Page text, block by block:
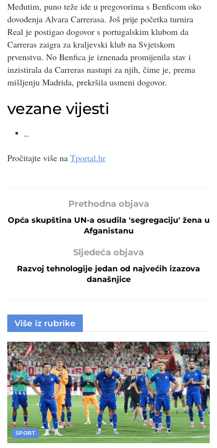
Međutim, puno teže ide u pregovorima s Benficom oko
dovođenja Alvara Carrerasa. Još prije početka turnira
Real je postigao dogovor s portugalskim klubom da
Carreras zaigra za kraljevski klub na Svjetskom
prvenstvu. No Benfica je iznenada promijenila stav i
inzistirala da Carreras nastupi za njih, čime je, prema
mišljenju Madrida, prekršila usmeni dogovor.
vezane vijesti
…
Pročitajte više na Tportal.hr
Prethodna objava
Opća skupština UN-a osudila 'segregaciju' žena u
Afganistanu
Sljedeća objava
Razvoj tehnologije jedan od najvećih izazova
današnjice
Više iz rubrike
SPORT